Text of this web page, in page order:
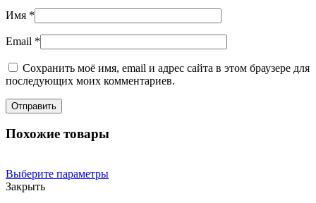
Имя *
Email *
Сохранить моё имя, email и адрес сайта в этом браузере для
последующих моих комментариев.
Похожие товары
Выберите параметры
Закрыть